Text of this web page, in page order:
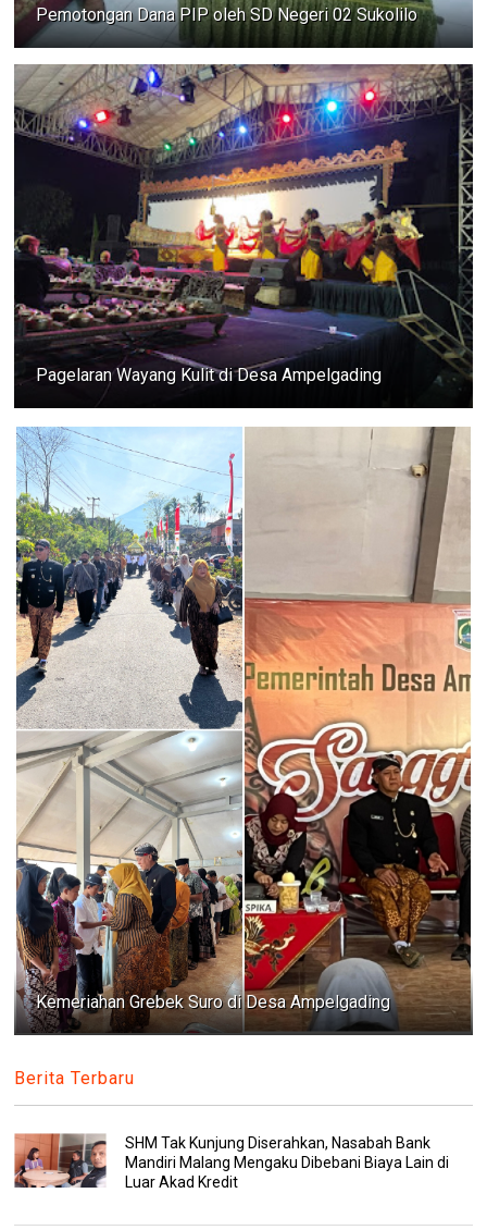
Pemotongan Dana PIP oleh SD Negeri 02 Sukolilo
Pagelaran Wayang Kulit di Desa Ampelgading
Kemeriahan Grebek Suro di Desa Ampelgading
Berita Terbaru
SHM Tak Kunjung Diserahkan, Nasabah Bank
Mandiri Malang Mengaku Dibebani Biaya Lain di
Luar Akad Kredit